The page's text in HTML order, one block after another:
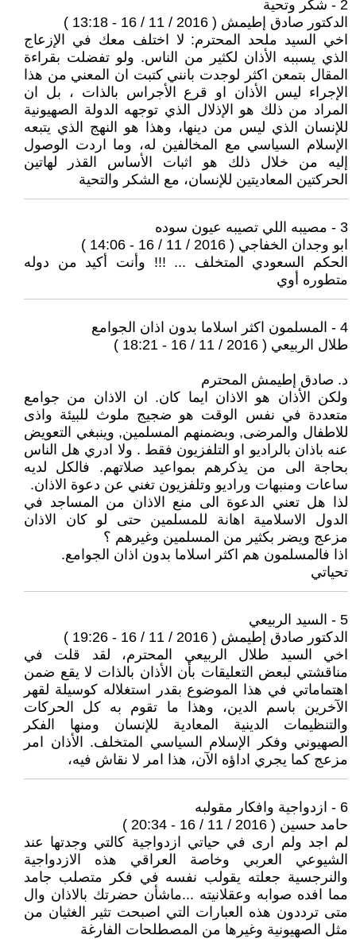
2 - شكر وتحية
الدكتور صادق إطيمش ( 2016 / 11 / 16 - 13:18 )
اخي السيد ملحد المحترم: لا اختلف معك في الإزعاج
الذي يسببه الأذان لكثير من الناس. ولو تفضلت بقراءة
المقال بتمعن اكثر لوجدت بانني كتبت ان المعني من هذا
الإجراء ليس الأذان او قرع الأجراس بالذات ، بل ان
المراد من ذلك هو الإذلال الذي توجهه الدولة الصهيونية
للإنسان الذي ليس من دينها، وهذا هو النهج الذي يتبعه
الإسلام السياسي مع المخالفين له، وما اردت الوصول
إليه من خلال ذلك هو اثبات الأساس القذر لهاتين
الحركتين المعاديتين للإنسان، مع الشكر والتحية
3 - مصيبه اللي تصيبه عيون سوده
ابو وجدان الخفاجي ( 2016 / 11 / 16 - 14:06 )
الحكم السعودي المتخلف ... !!! وأنت أكيد من دوله
متطوره أوي
4 - المسلمون اكثر اسلاما بدون اذان الجوامع
طلال الربيعي ( 2016 / 11 / 16 - 18:21 )
د. صادق إطيمش المحترم
ولكن الأذان هو الاذان ايما كان. ان الاذان من جوامع
متعددة في نفس الوقت هو ضجيج ملوث للبيئة واذى
للاطفال والمرضى, وبضمنهم المسلمين, وينبغي التعويض
عنه باذان بالراديو او التلفزيون فقط . ولا ادري هل الناس
بحاجة الى من يذكرهم بمواعيد صلاتهم. فالكل لديه
ساعات ومنبهات وراديو وتلفزيون تغني عن دعوة الاذان.
لذا هل تعني الدعوة الى منع الاذان من المساجد في
الدول الاسلامية اهانة للمسلمين حتى لو كان الاذان
مزعج ويضر بكثير من المسلمين وغيرهم ؟
اذا فالمسلمون هم اكثر اسلاما بدون اذان الجوامع.
تحياتي
5 - السيد الربيعي
الدكتور صادق إطيمش ( 2016 / 11 / 16 - 19:26 )
اخي السيد طلال الربيعي المحترم، لقد قلت في
مناقشتي لبعض التعليقات بأن الأذان بالذات لا يقع ضمن
اهتماماتي في هذا الموضوع بقدر استغلاله كوسيلة لقهر
الآخرين باسم الدين، وهذا ما تقوم به كل الحركات
والتنظيمات الدينية المعادية للإنسان ومنها الفكر
الصهيوني وفكر الإسلام السياسي المتخلف. الأذان امر
مزعج كما يجري اداؤه الآن، هذا امر لا نقاش فيه،
6 - ازدواجية وافكار مقولبه
حامد حسين ( 2016 / 11 / 16 - 20:34 )
لم اجد ولم ارى في حياتي ازدواجية كالتي وجدتها عند
الشيوعي العربي وخاصة العراقي هذه الازدواجية
والنرجسية جعلته يقولب نفسه في فكر متصلب جامد
مما افده صوابه وعقلانيته ...ماشأن حضرتك بالاذان وال
متى ترددون هذه العبارات التي اصبحت تثير الغثيان من
مثل الصهيونية وغيرها من المصطلحات الفارغة